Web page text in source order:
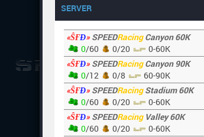
SERVER
«ŜҒĐ» SPEEDRacingCanyon 60K
0/60 0/20
0-60K
«ŜҒĐ» SPEEDRacingCanyon 90K
0/12 0/8
60-90K
«ŜҒĐ» SPEEDRacingStadium 60K
0/60 0/20
0-60K
«ŜҒĐ» SPEEDRacingValley 60K
0/60 0/20
0-60K